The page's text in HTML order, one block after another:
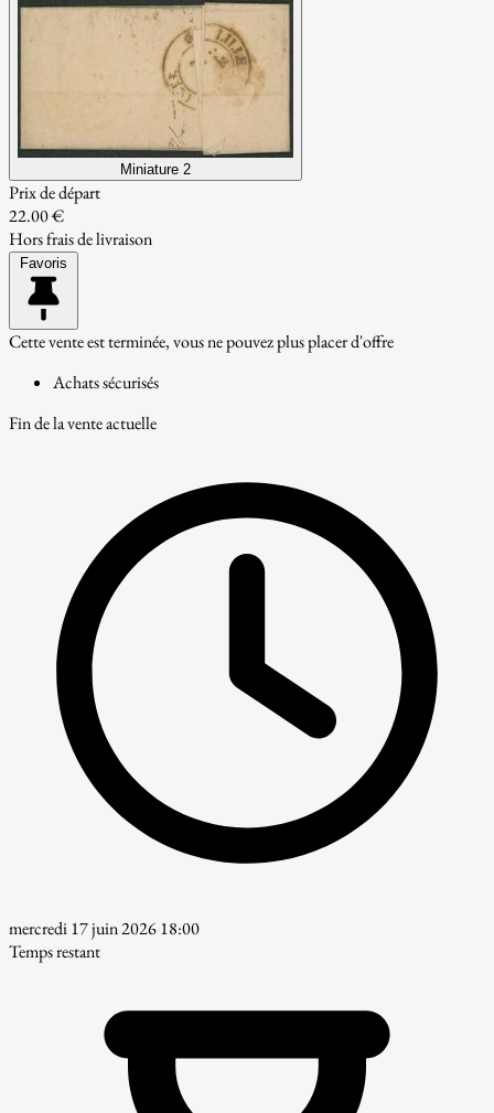
Miniature 2
Prix de départ
22.00 €
Hors frais de livraison
Favoris
Cette vente est terminée, vous ne pouvez plus placer d'offre
Achats sécurisés
Fin de la vente actuelle
mercredi 17 juin 2026 18:00
Temps restant